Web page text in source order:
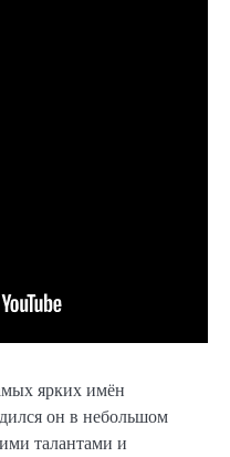
ярких имён
он в небольшом
талантами и